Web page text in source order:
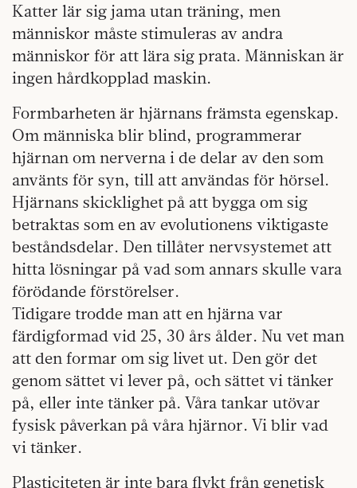
Katter lär sig jama utan träning, men
människor måste stimuleras av andra
människor för att lära sig prata. Människan är
ingen hårdkopplad maskin.
Formbarheten är hjärnans främsta egenskap.
Om människa blir blind, programmerar
hjärnan om nerverna i de delar av den som
använts för syn, till att användas för hörsel.
Hjärnans skicklighet på att bygga om sig
betraktas som en av evolutionens viktigaste
beståndsdelar. Den tillåter nervsystemet att
hitta lösningar på vad som annars skulle vara
förödande förstörelser.
Tidigare trodde man att en hjärna var
färdigformad vid 25, 30 års ålder. Nu vet man
att den formar om sig livet ut. Den gör det
genom sättet vi lever på, och sättet vi tänker
på, eller inte tänker på. Våra tankar utövar
fysisk påverkan på våra hjärnor. Vi blir vad
vi tänker.
Plasticiteten är inte bara flykt från genetisk